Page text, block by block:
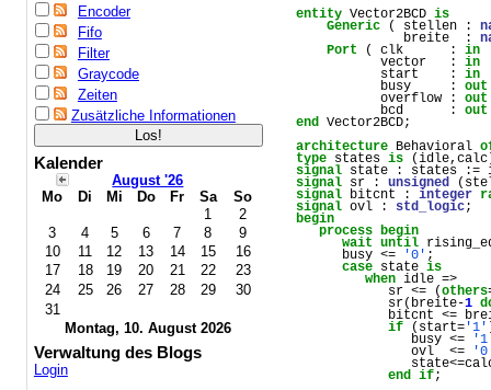
Encoder
Fifo
Filter
Graycode
Zeiten
Zusätzliche Informationen
Kalender
August '26
Mo
Di Mi Do Fr Sa So
Montag, 10. August 2026
1
2
3
4 5 6 7 8
9
10
11 12 13 14 15
16
17
18 19 20 21 22
23
24
25 26 27 28 29
30
31
Verwaltung des Blogs
Login
entity Vector2BCD is
Generic ( stellen :
breite
  :
Port ( clk
      :
in
vector
   :
in
start
    :
in
busy
     :
out
overflow : out
bcd
      :
out
end
Vector2BCD;
architecture
Behavioral
type
states is (idle,calc
signal
state : states :=
signal
sr : unsigned (
signal
bitcnt : integer
signal ovl : std_logic;
begin
process
begin
wait
until
busy <= '0' ;
case
state is
when idle =>
sr <= (others
sr( breite-1
bitcnt <=
if ( start= '1'
busy <=
ovl
  <=
state<=
end
if;